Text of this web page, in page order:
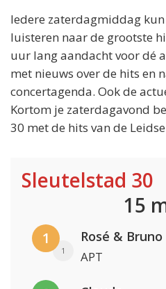
Iedere zaterdagmiddag
luisteren naar de grootste
uur lang aandacht voor dé
met nieuws over de hits en
concertagenda. Ook de
Kortom je zaterdagavond
30 met de hits van de
Sleutelstad 30
15
1
1
Rosé &
APT